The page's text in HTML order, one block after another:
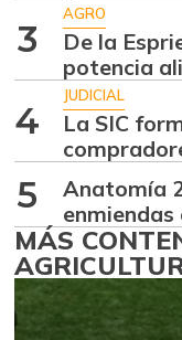
3
AGRO
De la
potencia
4
JUDICIAL
La SIC
5
Anatomía
enmiendas
MÁS